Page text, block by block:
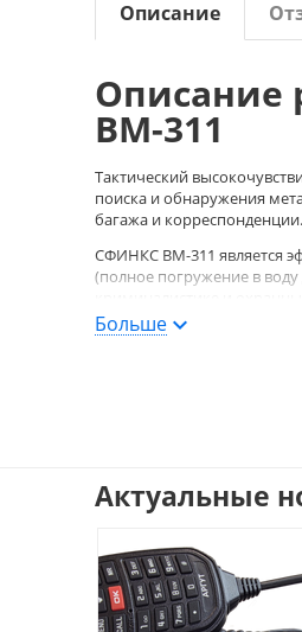
Описание
Описание
ВМ-311
Тактический
поиска и обнаружения
багажа и корреспонденции.
СФИНКС ВМ-311 является
(полное погружение в
Металлодетектор СФИНКС
Высокая
Полная автоматическая
Высокая
Автоматическое
Больше
Актуальные